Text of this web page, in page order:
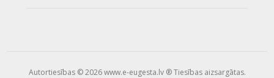
Autortiesības © 2026 www.e-eugesta.lv ® Tiesības aizsargātas.